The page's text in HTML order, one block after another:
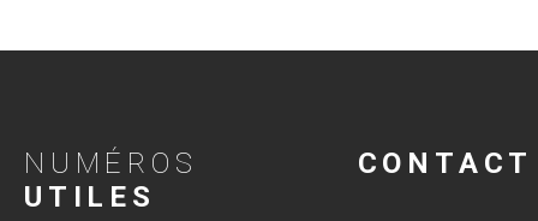
NUMÉROS
UTILES
CONTACT